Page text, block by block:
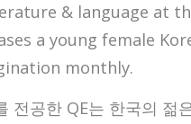
& language at
a young female
monthly.
전공한 QE는 한국의 젊